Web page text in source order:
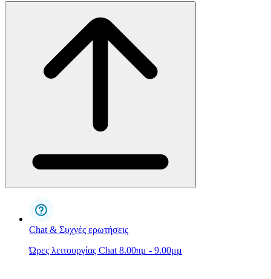
Chat & Συχνές ερωτήσεις
Ώρες λειτουργίας Chat 8.00πμ - 9.00μμ